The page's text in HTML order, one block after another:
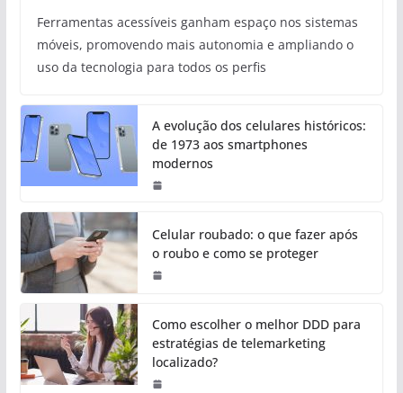
Ferramentas acessíveis ganham espaço nos sistemas
móveis, promovendo mais autonomia e ampliando o
uso da tecnologia para todos os perfis
A evolução dos celulares históricos:
de 1973 aos smartphones
modernos
Celular roubado: o que fazer após
o roubo e como se proteger
Como escolher o melhor DDD para
estratégias de telemarketing
localizado?